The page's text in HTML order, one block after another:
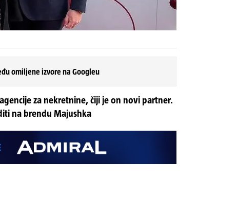
omiljene izvore na Googleu
za nekretnine, čiji je on novi partner.
na brendu Majushka